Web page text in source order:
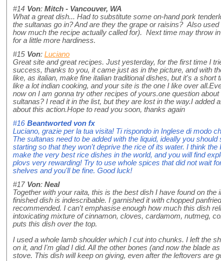
#14 Von: Mitch - Vancouver, WA
What a great dish... Had to substitute some on-hand pork
the sultanas go in? And are they the grape or raisins? Also
how much the recipe actually called for). Next time may throw
for a little more hardiness.
#15 Von: Luciano
Great site and great recipes. Just yesterday, for the first time I
success, thanks to you, it came just as in the picture, and with
like, as italian, make fine italian traditional dishes, but it's a
like a lot indian cooking, and your site is the one I like over
now on I am gonna try other recipes of yours.one question
sultanas? I read it in the list, but they are lost in the way.I added
about this action.Hope to read you soon, thanks again
#16 Beantworted von fx
Luciano, grazie per la tua visita! Ti rispondo in Inglese di modo
The sultanas need to be added with the liquid, ideally you
starting so that they won't deprive the rice of its water. I think
make the very best rice dishes in the world, and you will find
plovs very rewarding! Try to use whole spices that did not wait
shelves and you'll be fine. Good luck!
#17 Von: Neal
Together with your raita, this is the best dish I have found on the
finished dish is indescribable. I garnished it with chopped
recommended. I can't emphasise enough how much this dish
intoxicating mixture of cinnamon, cloves, cardamom, nutmeg,
puts this dish over the top.
I used a whole lamb shoulder which I cut into chunks. I left the
on it, and I'm glad I did. All the other bones (and now the blade
stove. This dish will keep on giving, even after the leftovers are